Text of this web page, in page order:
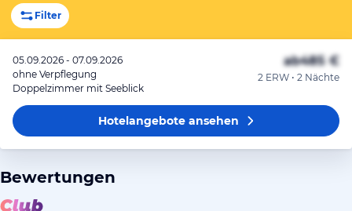
Filter
05.09.2026 - 07.09.2026
ohne Verpflegung
Doppelzimmer mit Seeblick
ab485 €
2 ERW • 2 Nächte
Hotelangeboteansehen
Bewertungen